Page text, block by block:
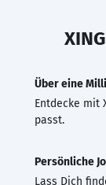
Über eine
Entdecke mit
passt.
Persönliche
Lass Dich